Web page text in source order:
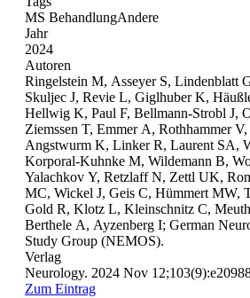
MS BehandlungAndere
Jahr
2024
Autoren
Ringelstein M, Asseyer S, Lindenblatt
Skuljec J, Revie L, Giglhuber K,
Hellwig K, Paul F, Bellmann-Strobl J,
Ziemssen T, Emmer A, Rothhammer
Angstwurm K, Linker R, Laurent SA,
Korporal-Kuhnke M, Wildemann B,
Yalachkov Y, Retzlaff N, Zettl UK,
MC, Wickel J, Geis C, Hümmert MW,
Gold R, Klotz L, Kleinschnitz C,
Berthele A, Ayzenberg I; German
Study Group (NEMOS).
Verlag
Neurology. 2024 Nov
Zum Eintrag